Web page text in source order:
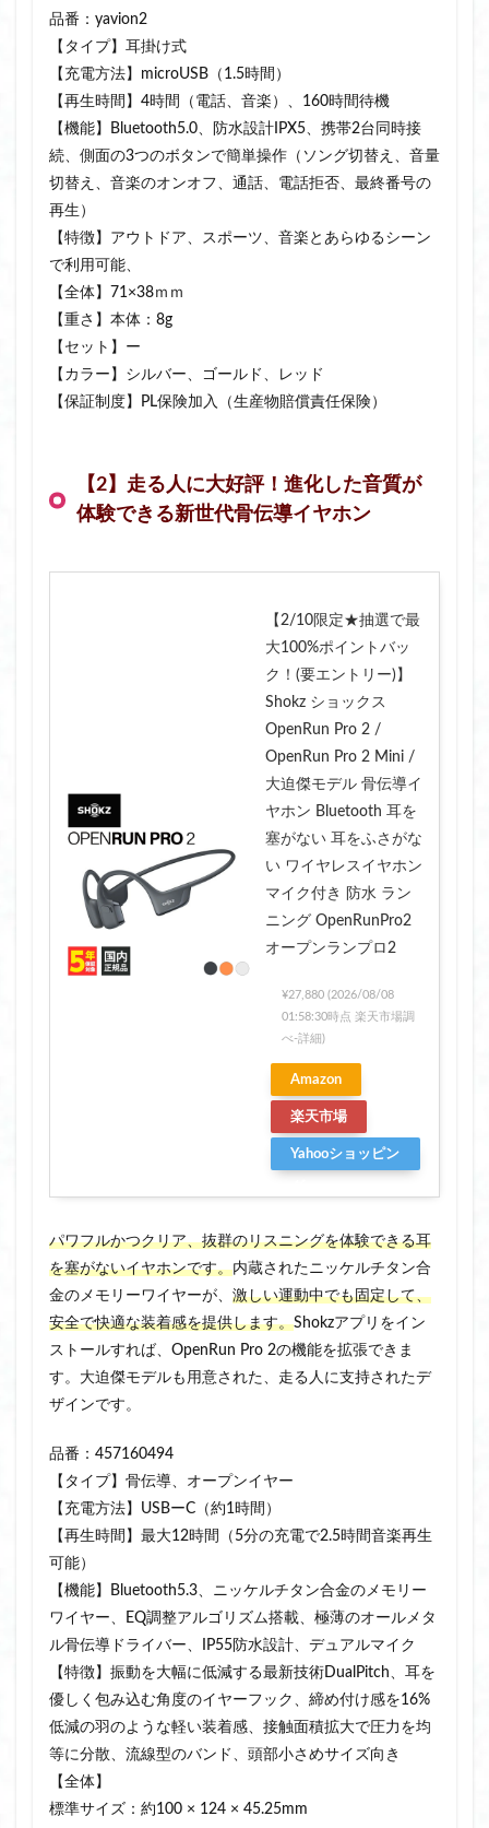
品番：yavion2
【タイプ】耳掛け式
【充電方法】microUSB（1.5時間）
【再生時間】4時間（電話、音楽）、160時間待機
【機能】Bluetooth5.0、防水設計IPX5、携帯2台同時接
続、側面の3つのボタンで簡単操作（ソング切替え、音量
切替え、音楽のオンオフ、通話、電話拒否、最終番号の
再生）
【特徴】アウトドア、スポーツ、音楽とあらゆるシーン
で利用可能、
【全体】71×38ｍｍ
【重さ】本体：8g
【セット】ー
【カラー】シルバー、ゴールド、レッド
【保証制度】PL保険加入（生産物賠償責任保険）
【2】走る人に大好評！進化した音質が
体験できる新世代骨伝導イヤホン
【2/10限定★抽選で最
大100%ポイントバッ
ク！(要エントリー)】
Shokz ショックス
OpenRun Pro 2 /
OpenRun Pro 2 Mini /
大迫傑モデル 骨伝導イ
ヤホン Bluetooth 耳を
塞がない 耳をふさがな
い ワイヤレスイヤホン
マイク付き 防水 ラン
ニング OpenRunPro2
オープンランプロ2
¥27,880 (2026/08/08
01:58:30時点 楽天市場調
べ-詳細)
Amazon
楽天市場
Yahooショッピン
パワフルかつクリア、抜群のリスニングを体験できる耳
を塞がないイヤホンです。内蔵されたニッケルチタン合
金のメモリーワイヤーが、 激しい運動中でも固定して、
安全で快適な装着感を提供します。Shokzアプリをイン
ストールすれば、OpenRun Pro 2の機能を拡張できま
す。大迫傑モデルも用意された、走る人に支持されたデ
ザインです。
品番：457160494
【タイプ】骨伝導、オープンイヤー
【充電方法】USBーC（約1時間）
【再生時間】最大12時間（5分の充電で2.5時間音楽再生
可能）
【機能】Bluetooth5.3、ニッケルチタン合金のメモリー
ワイヤー、EQ調整アルゴリズム搭載、極薄のオールメタ
ル骨伝導ドライバー、IP55防水設計、デュアルマイク
【特徴】振動を大幅に低減する最新技術DualPitch、耳を
優しく包み込む角度のイヤーフック、締め付け感を16%
低減の羽のような軽い装着感、接触面積拡大で圧力を均
等に分散、流線型のバンド、頭部小さめサイズ向き
【全体】
標準サイズ：約100 × 124 × 45.25mm